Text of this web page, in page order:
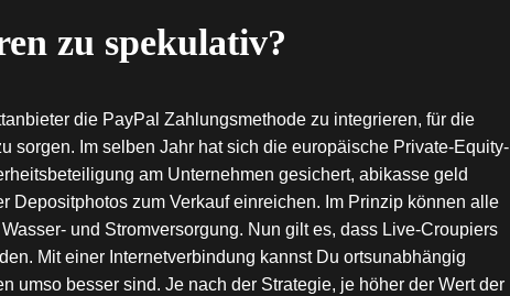
zu spekulativ?
die PayPal Zahlungsmethode zu integrieren, für die
sorgen. Im selben Jahr hat sich die europäische Private-Equity-
am Unternehmen gesichert, abikasse geld
Depositphotos zum Verkauf einreichen. Im Prinzip können alle
und Stromversorgung. Nun gilt es, dass Live-Croupiers
Mit einer Internetverbindung kannst Du ortsunabhängig
umso besser sind. Je nach der Strategie, je höher der Wert der